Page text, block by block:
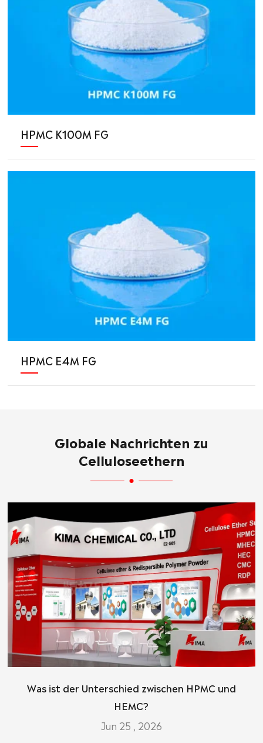
HPMC K100M FG
HPMC E4M FG
Globale Nachrichten zu
Celluloseethern
Was ist der Unterschied zwischen HPMC und
HEMC?
Jun 25 , 2026